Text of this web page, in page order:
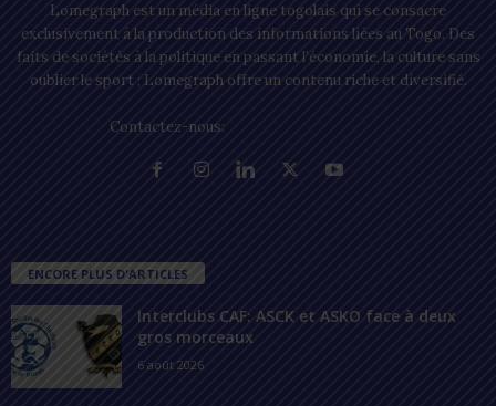
Lomegraph est un média en ligne togolais qui se consacre
exclusivement à la production des informations liées au Togo. Des
faits de sociétés à la politique en passant l’économie, la culture sans
oublier le sport ; Lomegraph offre un contenu riche et diversifié.
Contactez-nous:
ENCORE PLUS D'ARTICLES
Interclubs CAF: ASCK et ASKO face à deux
gros morceaux
6 août 2026